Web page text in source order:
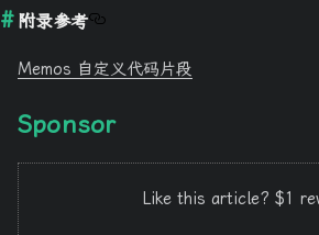
附录参考
Memos 自定义代码片段
Sponsor
Like this article? $1